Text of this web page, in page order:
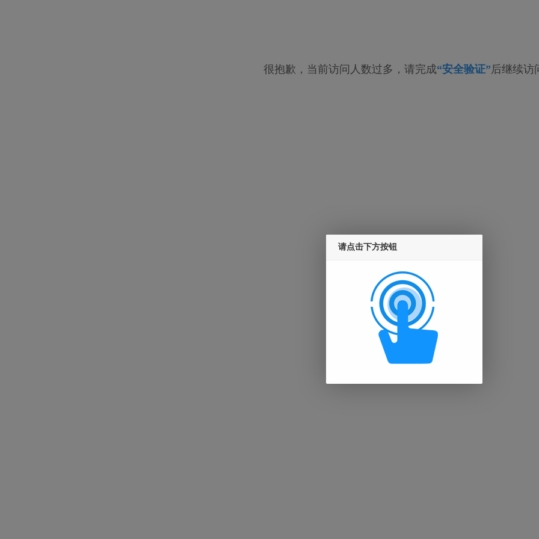
很抱歉，当前访问人数过多，请完成“安全验证”后继续访
请点击下方按钮